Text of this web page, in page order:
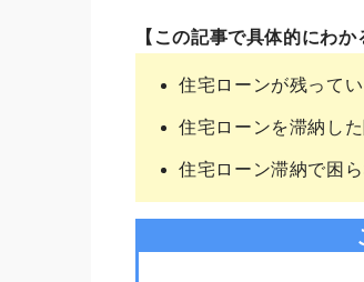
【この記事で具体的にわか
住宅ローンが残って
住宅ローンを滞納し
住宅ローン滞納で困